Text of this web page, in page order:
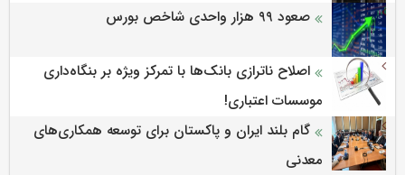
صعود ۹۹ هزار واحدی شاخص بورس
اصلاح ناترازی بانک‌ها با تمرکز ویژه بر بنگاه‌داری
موسسات اعتباری!
گام بلند ایران و پاکستان برای توسعه همکاری‌های
معدنی